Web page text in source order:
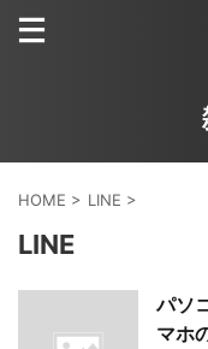
HOME > LINE >
LINE
パソ
マホ